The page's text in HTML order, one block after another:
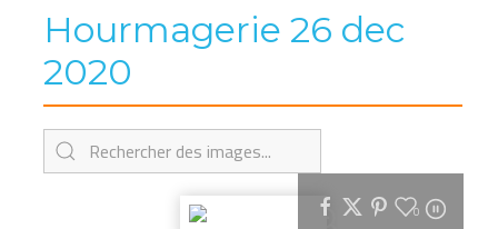
Hourmagerie 26 dec
2020
0